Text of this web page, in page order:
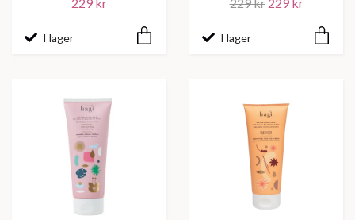
229 kr
I lager
229 kr 229 kr
I lager